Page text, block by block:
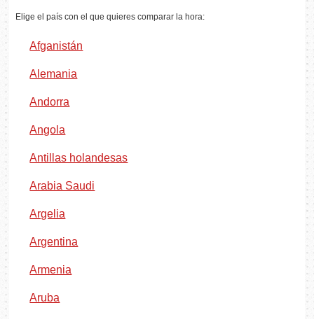
Elige el país con el que quieres comparar la hora:
Afganistán
Alemania
Andorra
Angola
Antillas holandesas
Arabia Saudi
Argelia
Argentina
Armenia
Aruba